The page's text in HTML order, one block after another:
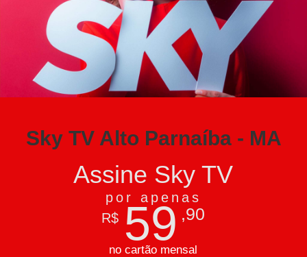
Sky TV Alto Parnaíba - MA
Assine Sky TV
por apenas
R$ 59 ,90
no cartão mensal